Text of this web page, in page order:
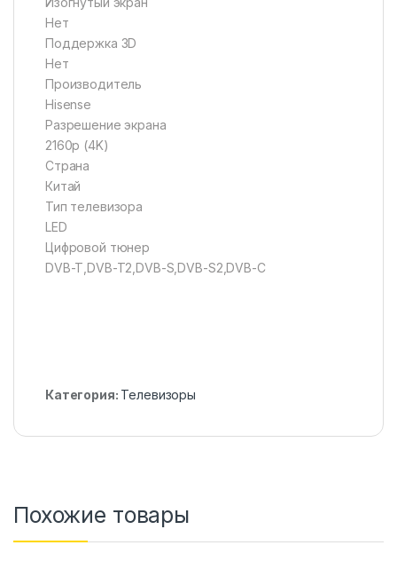
Нет
Поддержка 3D
Нет
Производитель
Hisense
Разрешение экрана
2160p (4K)
Страна
Китай
Тип телевизора
LED
Цифровой тюнер
DVB-T,DVB-T2,DVB-S,DVB-S2,DVB-C
Категория: Телевизоры
Похожие товары